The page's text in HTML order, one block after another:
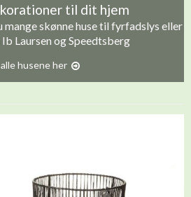
til dit hjem
mange skønne huse til fyrfadslys eller
Laursen og Speedtsberg
husene her